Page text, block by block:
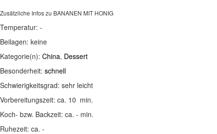
Zusätzliche Infos zu BANANEN MIT HONIG
Temperatur: -
Beilagen: keine
Kategorie(n): China, Dessert
Besonderheit: schnell
Schwierigkeitsgrad: sehr leicht
Vorbereitungszeit: ca. 10 min.
Koch- bzw. Backzeit: ca. - min.
Ruhezeit: ca. -